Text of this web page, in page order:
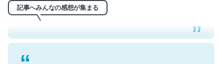
記事へみんなの感想が集まる
─今のこの状況が信じられるかい？ by ラーズ・ヌートバー